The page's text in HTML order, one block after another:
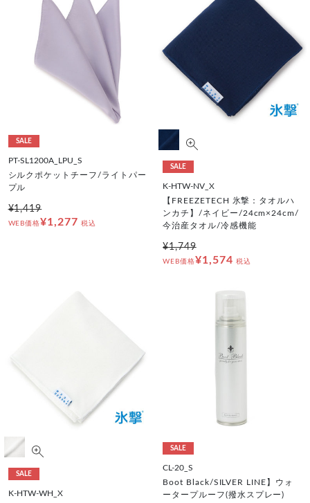
SALE
PT-SL1200A_LPU_S
シルクポケットチーフ/ライトパー
プル
¥1,419
WEB価格¥1,277 税込
SALE
K-HTW-NV_X
【FREEZETECH 氷撃：タオルハ
ンカチ】/ネイビー/24cm×24cm/
今治産タオル/冷感機能
¥1,749
WEB価格¥1,574 税込
SALE
K-HTW-WH_X
SALE
CL-20_S
Boot Black/SILVER LINE】ウォ
ータープルーフ(撥水スプレー)